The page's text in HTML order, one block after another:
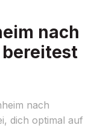
nach
bereitest
nach
dich optimal auf